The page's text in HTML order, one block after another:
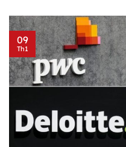
09
Th1